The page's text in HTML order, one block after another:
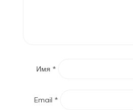
Имя *
Email *